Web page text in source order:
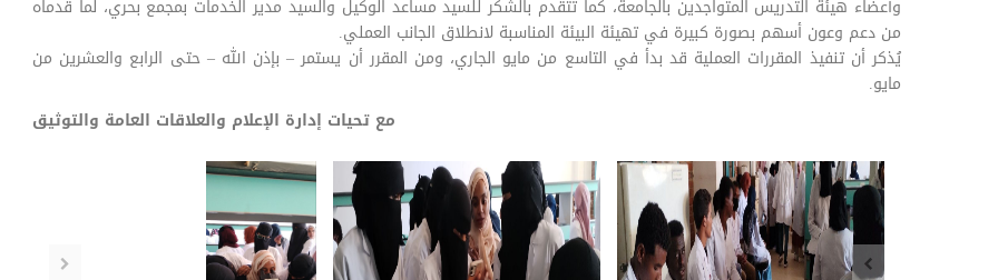
وأعضاء هيئة التدريس المتواجدين بالجامعة، كما تتقدم بالشكر للسيد مساعد الوكيل والسيد مدير الخدمات بمجمع بحري، لما قدماه
من دعم وعون أسهم بصورة كبيرة في تهيئة البيئة المناسبة لانطلاق الجانب العملي.
يُذكر أن تنفيذ المقررات العملية قد بدأ في التاسع من مايو الجاري، ومن المقرر أن يستمر – بإذن الله – حتى الرابع والعشرين من
مايو.
مع تحيات إدارة الإعلام والعلاقات العامة والتوثيق